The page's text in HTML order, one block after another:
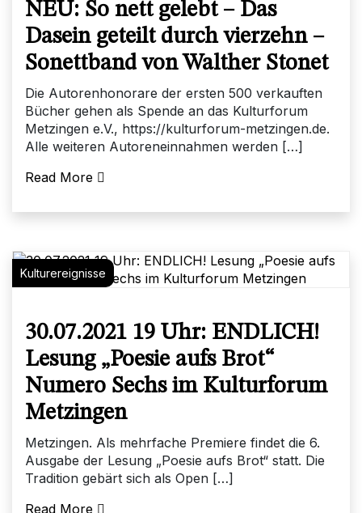
NEU: So nett gelebt – Das
Dasein geteilt durch vierzehn –
Sonettband von Walther Stonet
Die Autorenhonorare der ersten 500 verkauften
Bücher gehen als Spende an das Kulturforum
Metzingen e.V., https://kulturforum-metzingen.de.
Alle weiteren Autoreneinnahmen werden […]
Read More
Kulturereignisse
30.07.2021 19 Uhr: ENDLICH!
Lesung „Poesie aufs Brot“
Numero Sechs im Kulturforum
Metzingen
Metzingen. Als mehrfache Premiere findet die 6.
Ausgabe der Lesung „Poesie aufs Brot“ statt. Die
Tradition gebärt sich als Open […]
Read More